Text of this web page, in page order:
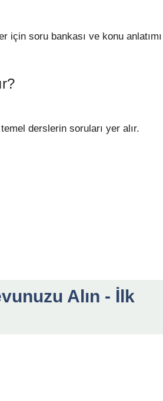
için soru bankası ve konu anlatımı
derslerin soruları yer alır.
Alın - İlk